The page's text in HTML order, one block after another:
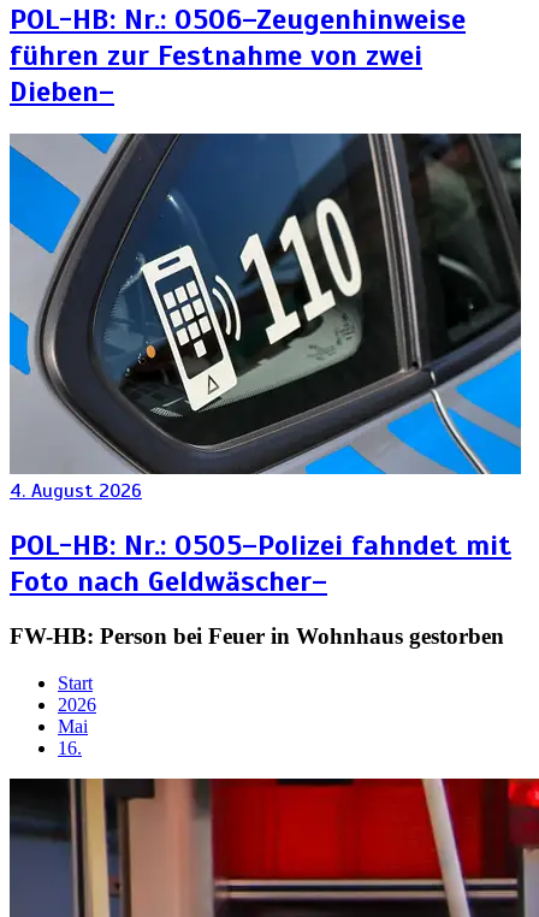
POL-HB: Nr.: 0506–Zeugenhinweise
führen zur Festnahme von zwei
Dieben–
4. August 2026
POL-HB: Nr.: 0505–Polizei fahndet mit
Foto nach Geldwäscher–
FW-HB: Person bei Feuer in Wohnhaus gestorben
Start
2026
Mai
16.